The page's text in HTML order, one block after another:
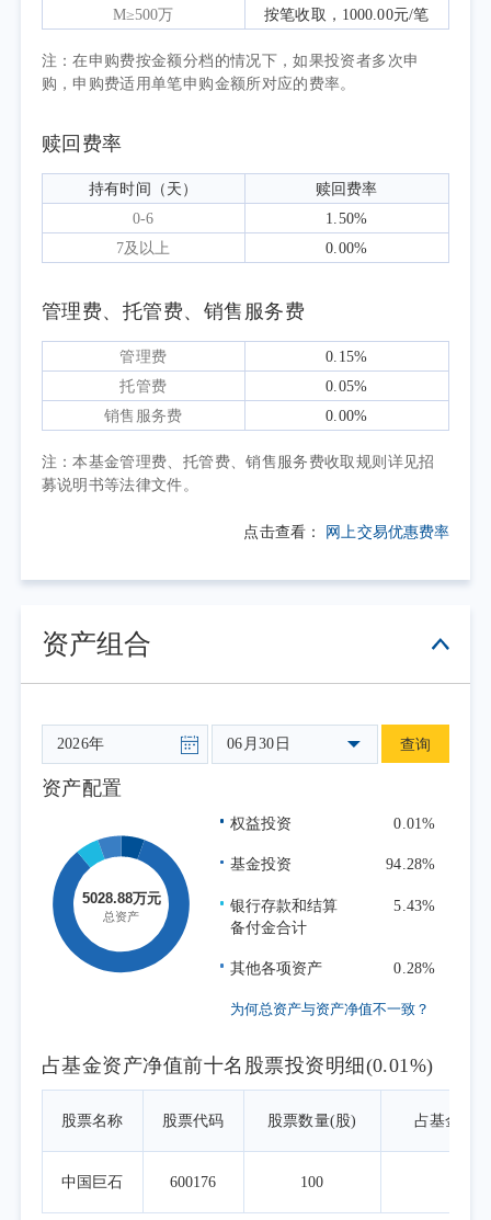
快2.7个百分点，货物进出口较快增长，贸易结
韧性持续彰显，但也要看到，外部形势更加复
资本市场方面，2026年二季度，A股市场
半导体、存储芯片为核心的科技成长赛道大幅
领涨，传统消费、金融、地产板块持续承压，
成交活跃度维持高位，产业周期与政策导向形
度，上证180指数上涨7.17%。
本报告期为本基金的正常运作期，本基金
在投资运作过程中严格遵守基金合同，坚持既
定的指数化投资策略，依据基金申赎变动等情
M≥500万 按笔收取，1000.00元/笔
注：在申购费按金额分档的情况下，如果投资者多次申
购，申购费适用单笔申购金额所对应的费率。
赎回费率
持有时间（天）
赎回费率
0-6
1.50%
7及以上
0.00%
管理费、托管费、销售服务费
管理费
0.15%
托管费
0.05%
销售服务费
0.00%
注：本基金管理费、托管费、销售服务费收取规则详见招
募说明书等法律文件。
点击查看： 网上交易优惠费率
资产组合
06月30日 查询
资产配置
权益投资 0.01%
基金投资 94.28%
银行存款和结算
备付金合计
5.43%
其他各项资产 0.28%
为何总资产与资产净值不一致？
占基金资产净值前十名股票投资明细(0.01%)
股票名称 股票代码 股票数量(股) 占基金资
中国巨石 600176 100